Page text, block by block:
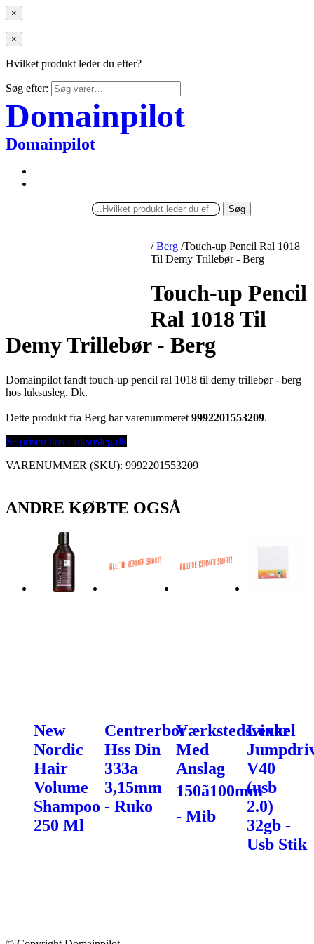
×
×
Hvilket produkt leder du efter?
Søg efter:
Domainpilot
Domainpilot
Søg
/ Berg /Touch-up Pencil Ral 1018
Til Demy Trillebør - Berg
Touch-up Pencil
Ral 1018 Til
Demy Trillebør - Berg
Domainpilot fandt touch-up pencil ral 1018 til demy trillebør - berg
hos luksusleg. Dk.
Dette produkt fra Berg har varenummeret 9992201553209.
Se prisen hos Luksusleg.dk
VARENUMMER (SKU): 9992201553209
ANDRE KØBTE OGSÅ
New
Nordic
Hair
Volume
Shampoo
250 Ml
Centrerbor
Hss Din
333a
3,15mm
- Ruko
Værkstedsvinkel
Med
Anslag
150ã100mm
- Mib
Lexar
V40
(usb
2.0)
32gb -
Usb Stik